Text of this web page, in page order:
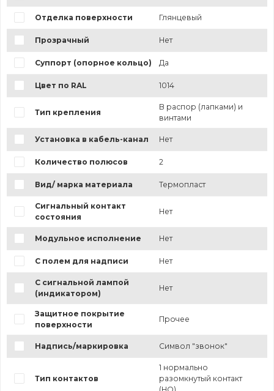
Отделка поверхности Глянцевый
Прозрачный Нет
Суппорт (опорное кольцо) Да
Цвет по RAL 1014
Тип крепления
В распор (лапками) и
винтами
Установка в кабель-канал Нет
Количество полюсов 2
Вид/ марка материала Термопласт
Сигнальный контакт
состояния
Нет
Модульное исполнение Нет
С полем для надписи Нет
С сигнальной лампой
(индикатором)
Нет
Защитное покрытие
поверхности
Прочее
Надпись/маркировка Символ "звонок"
Тип контактов
1 нормально
разомкнутый контакт